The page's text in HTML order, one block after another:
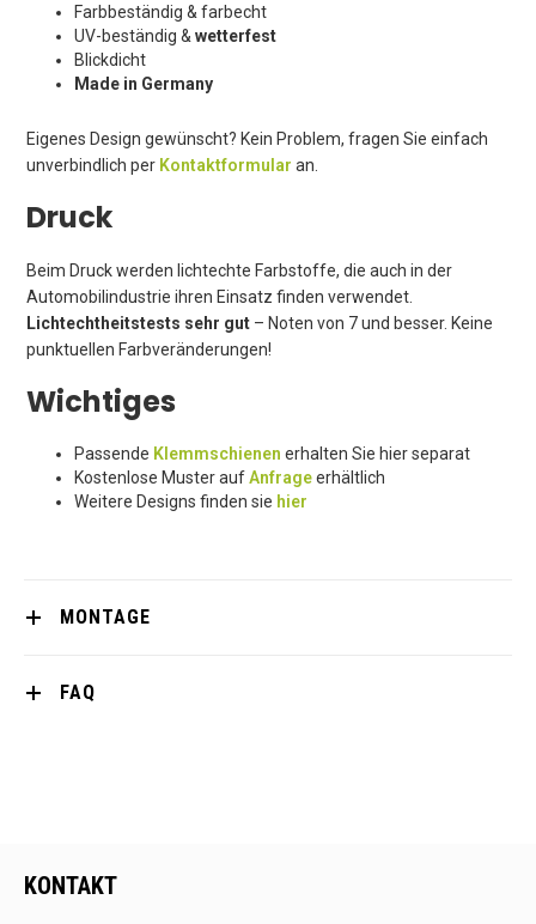
Farbbeständig & farbecht
UV-beständig & wetterfest
Blickdicht
Made in Germany
Eigenes Design gewünscht? Kein Problem, fragen Sie einfach
unverbindlich per Kontaktformular an.
Druck
Beim Druck werden lichtechte Farbstoffe, die auch in der
Automobilindustrie ihren Einsatz finden verwendet.
Lichtechtheitstests sehr gut – Noten von 7 und besser. Keine
punktuellen Farbveränderungen!
Wichtiges
Passende Klemmschienen erhalten Sie hier separat
Kostenlose Muster aufAnfrageerhältlich
Weitere Designs finden sie hier
MONTAGE
FAQ
KONTAKT